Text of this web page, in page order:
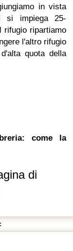
in vista
si impiega 25-
rifugio ripartiamo
l'altro rifugio
quota della
come la
di